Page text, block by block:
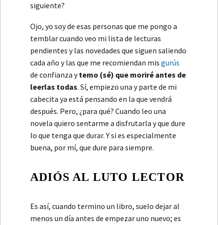
siguiente?
Ojo, yo soy de esas personas que me pongo a
temblar cuando veo mi lista de lecturas
pendientes y las novedades que siguen saliendo
cada año y las que me recomiendan mis gurús
de confianza ytemo (sé) que moriré antes de
leerlas todas. Sí, empiezo una y parte de mi
cabecita ya está pensando en la que vendrá
después. Pero, ¿para qué? Cuando leo una
novela quiero sentarme a disfrutarla y que dure
lo que tenga que durar. Y si es especialmente
buena, por mí, que dure para siempre.
ADIÓS AL LUTO LECTOR
Es así, cuando termino un libro, suelo dejar al
menos un día antes de empezar uno nuevo; es